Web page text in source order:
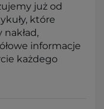
już od
które
informacje
każdego